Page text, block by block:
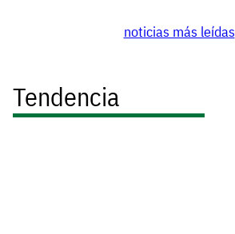
noticias más leídas
Tendencia